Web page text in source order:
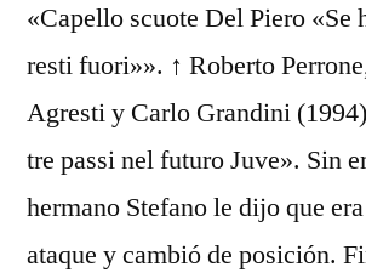
«Capello scuote Del Piero «Se
resti fuori»». ↑ Roberto
Agresti y Carlo Grandini
tre passi nel futuro Juve». Sin
hermano Stefano le dijo que
ataque y cambió de posición.